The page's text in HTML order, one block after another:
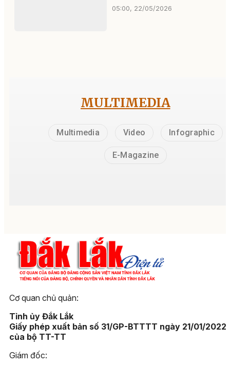
05:00, 22/05/2026
MULTIMEDIA
Multimedia Video Infographic
E-Magazine
Cơ quan chủ quản:
Tỉnh ủy Đắk Lắk
Giấy phép xuất bản số 31/GP-BTTTT ngày 21/01/2022
của bộ TT-TT
Giám đốc: